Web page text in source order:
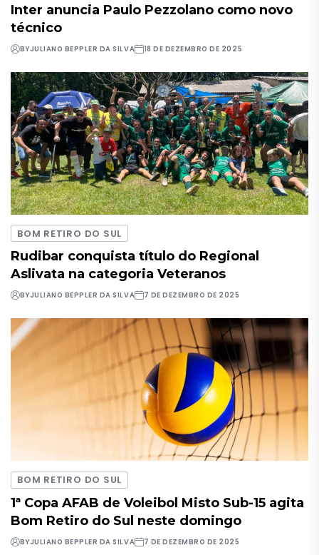
Inter anuncia Paulo Pezzolano como novo
técnico
BYJULIANO BEPPLER DA SILVA 18 DE DEZEMBRO DE 2025
BOM RETIRO DO SUL
Rudibar conquista título do Regional
Aslivata na categoria Veteranos
BYJULIANO BEPPLER DA SILVA 7 DE DEZEMBRO DE 2025
BOM RETIRO DO SUL
1ª Copa AFAB de Voleibol Misto Sub-15 agita
Bom Retiro do Sul neste domingo
BYJULIANO BEPPLER DA SILVA 7 DE DEZEMBRO DE 2025